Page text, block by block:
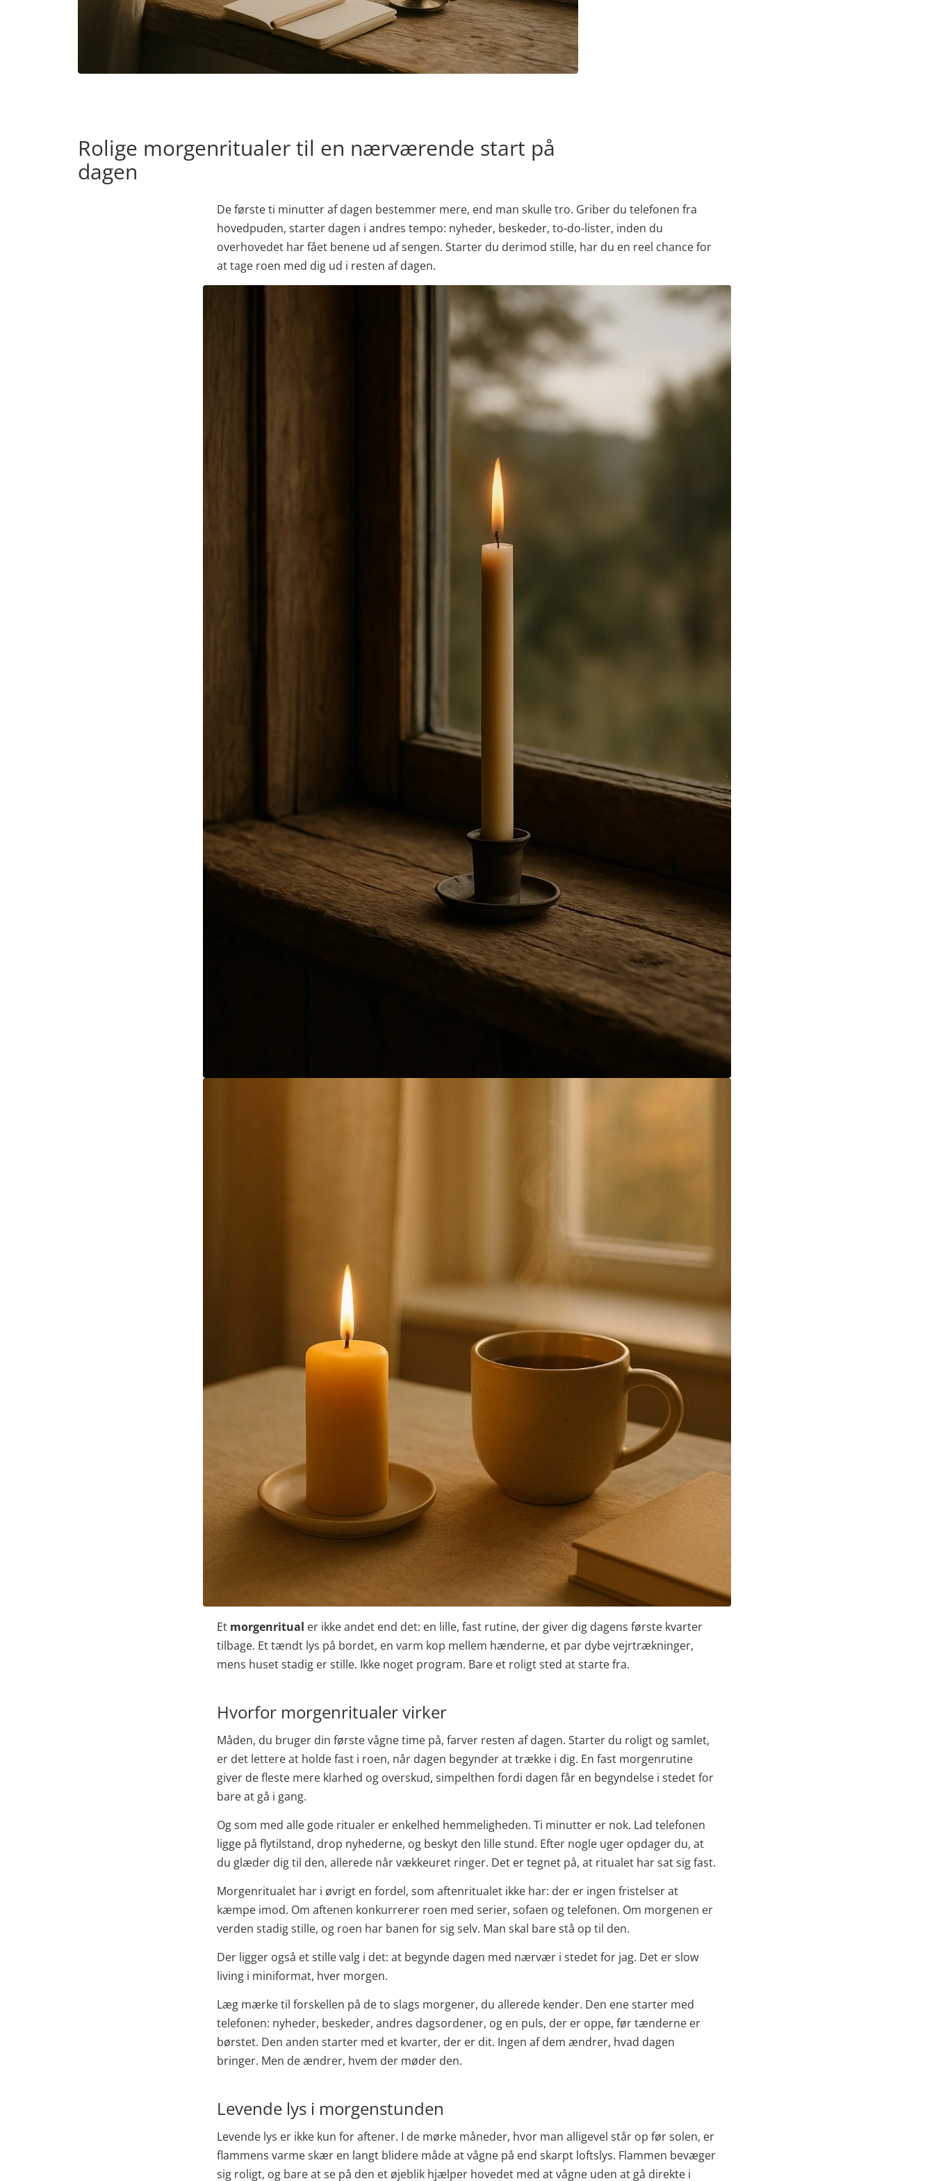
Rolige morgenritualer til en nærværende start på
dagen
De første ti minutter af dagen bestemmer mere, end man skulle tro. Griber du telefonen fra
hovedpuden, starter dagen i andres tempo: nyheder, beskeder, to-do-lister, inden du
overhovedet har fået benene ud af sengen. Starter du derimod stille, har du en reel chance for
at tage roen med dig ud i resten af dagen.
Et morgenritual er ikke andet end det: en lille, fast rutine, der giver dig dagens første kvarter
tilbage. Et tændt lys på bordet, en varm kop mellem hænderne, et par dybe vejrtrækninger,
mens huset stadig er stille. Ikke noget program. Bare et roligt sted at starte fra.
Hvorfor morgenritualer virker
Måden, du bruger din første vågne time på, farver resten af dagen. Starter du roligt og samlet,
er det lettere at holde fast i roen, når dagen begynder at trække i dig. En fast morgenrutine
giver de fleste mere klarhed og overskud, simpelthen fordi dagen får en begyndelse i stedet for
bare at gå i gang.
Og som med alle gode ritualer er enkelhed hemmeligheden. Ti minutter er nok. Lad telefonen
ligge på flytilstand, drop nyhederne, og beskyt den lille stund. Efter nogle uger opdager du, at
du glæder dig til den, allerede når vækkeuret ringer. Det er tegnet på, at ritualet har sat sig fast.
Morgenritualet har i øvrigt en fordel, som aftenritualet ikke har: der er ingen fristelser at
kæmpe imod. Om aftenen konkurrerer roen med serier, sofaen og telefonen. Om morgenen er
verden stadig stille, og roen har banen for sig selv. Man skal bare stå op til den.
Der ligger også et stille valg i det: at begynde dagen med nærvær i stedet for jag. Det er slow
living i miniformat, hver morgen.
Læg mærke til forskellen på de to slags morgener, du allerede kender. Den ene starter med
telefonen: nyheder, beskeder, andres dagsordener, og en puls, der er oppe, før tænderne er
børstet. Den anden starter med et kvarter, der er dit. Ingen af dem ændrer, hvad dagen
bringer. Men de ændrer, hvem der møder den.
Levende lys i morgenstunden
Levende lys er ikke kun for aftener. I de mørke måneder, hvor man alligevel står op før solen, er
flammens varme skær en langt blidere måde at vågne på end skarpt loftslys. Flammen bevæger
sig roligt, og bare at se på den et øjeblik hjælper hovedet med at vågne uden at gå direkte i